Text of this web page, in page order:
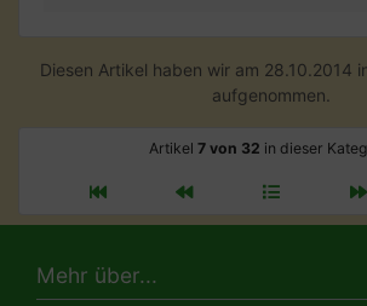
Diesen Artikel haben wir am 28.10.2014
aufgenommen.
Artikel 7 von 32 in dieser
Mehr über...